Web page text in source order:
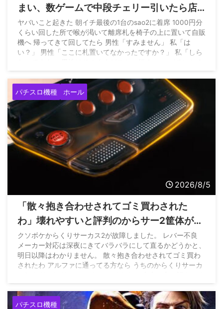
まい、数ゲームで中段チェリー引いたら店
員に代われと言われてしまったのだが
ヤバいこと起きた 朝イチ最後の1台のsao2に着席 1000円分
くらい回した所で喉が渇いて離席札を椅子の上に置いて自販
機へ 帰ってきて回してたら 男性「すみません」 私「は
い？」 男性「ここに札置いてなかったですか？」 私「しら
パチスロ機種 ホール
2026/8/5
「散々抱き合わせされてゴミ買わされた
わ」壊れやすいと評判のからサー2筐体がレ
バー不良になって問合せたホールさんの悲
痛な声
クソボケからくりサーカス2が故障しました。 レバー不良
メーカー対応は深夜にきてバラバラにして直るかどうかと、
明日以降はわかりません。 散々抱き合わせされてゴミ買わ
されたわ アルファに通ってる方なら うちのからくりサーカ
店アルファ店長 (@coco_alpha777) August 4, 2026
パチスロ機種